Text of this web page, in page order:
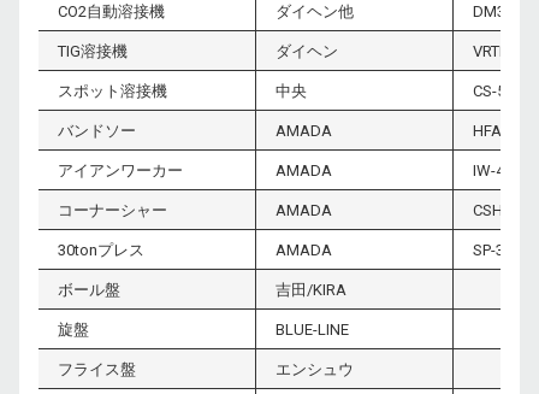
CO2自動溶接機
ダイヘン他
DM350/
TIG溶接機
ダイヘン
VRTPM-
スポット溶接機
中央
CS-5-
バンドソー
AMADA
HFA250
アイアンワーカー
AMADA
IW-45Ⅱ
コーナーシャー
AMADA
CSH-220
30tonプレス
AMADA
SP-30
ボール盤
吉田/KIRA
旋盤
BLUE-LINE
フライス盤
エンシュウ